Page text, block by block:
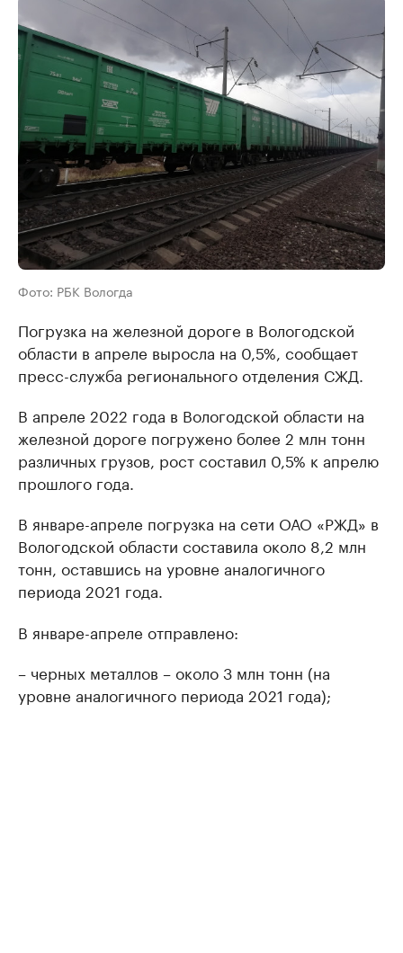
Фото: РБК Вологда
Погрузка на железной дороге в Вологодской
области в апреле выросла на 0,5%, сообщает
пресс-служба регионального отделения СЖД.
В апреле 2022 года в Вологодской области на
железной дороге погружено более 2 млн тонн
различных грузов, рост составил 0,5% к апрелю
прошлого года.
В январе-апреле погрузка на сети ОАО «РЖД» в
Вологодской области составила около 8,2 млн
тонн, оставшись на уровне аналогичного
периода 2021 года.
В январе-апреле отправлено:
– черных металлов – около 3 млн тонн (на
уровне аналогичного периода 2021 года);